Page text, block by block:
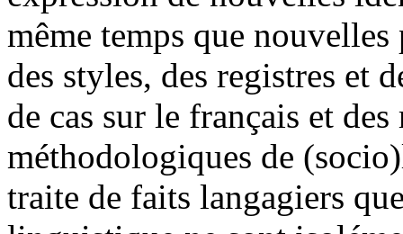
même temps que
des styles, des registres et
de cas sur le français et
méthodologiques de
traite de faits langagiers